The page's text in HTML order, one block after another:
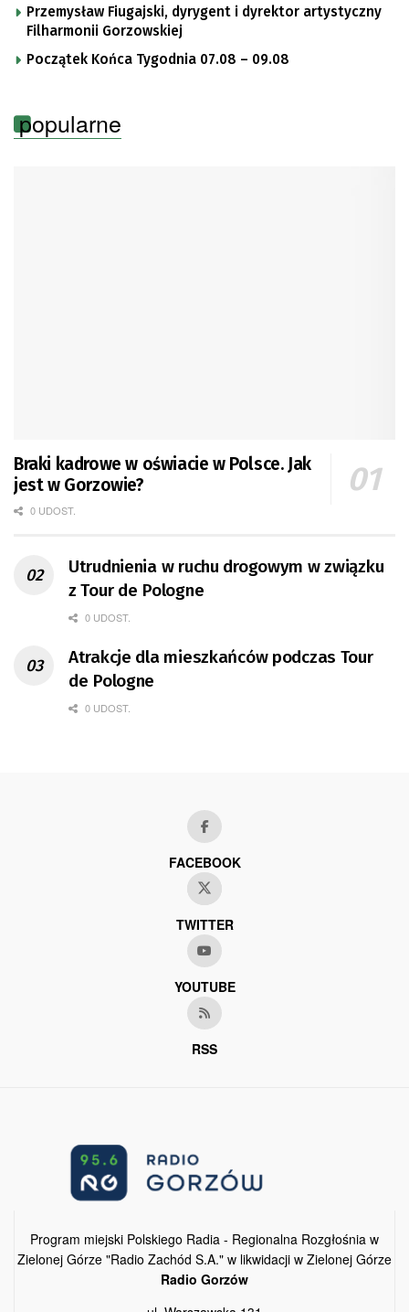
Przemysław Fiugajski, dyrygent i dyrektor artystyczny
Filharmonii Gorzowskiej
Początek Końca Tygodnia 07.08 – 09.08
popularne
Braki kadrowe w oświacie w Polsce. Jak
jest w Gorzowie?
0 UDOST.
Utrudnienia w ruchu drogowym w związku
z Tour de Pologne
0 UDOST.
Atrakcje dla mieszkańców podczas Tour
de Pologne
0 UDOST.
FACEBOOK
TWITTER
YOUTUBE
RSS
Program miejski Polskiego Radia - Regionalna Rozgłośnia w
Zielonej Górze "Radio Zachód S.A." w likwidacji w Zielonej Górze
Radio Gorzów